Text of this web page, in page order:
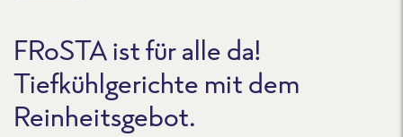
FRoSTA ist für alle da!
Tiefkühlgerichte mit dem
Reinheitsgebot.